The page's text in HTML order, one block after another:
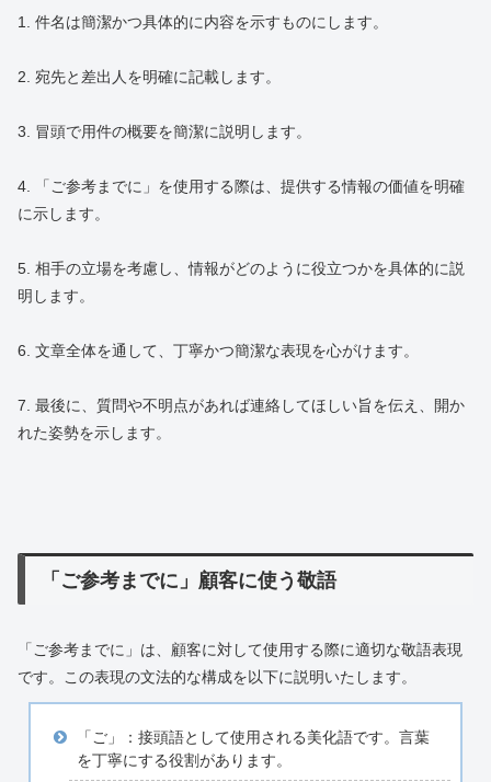
1. 件名は簡潔かつ具体的に内容を示すものにします。
2. 宛先と差出人を明確に記載します。
3. 冒頭で用件の概要を簡潔に説明します。
4. 「ご参考までに」を使用する際は、提供する情報の価値を明確
に示します。
5. 相手の立場を考慮し、情報がどのように役立つかを具体的に説
明します。
6. 文章全体を通して、丁寧かつ簡潔な表現を心がけます。
7. 最後に、質問や不明点があれば連絡してほしい旨を伝え、開か
れた姿勢を示します。
「ご参考までに」顧客に使う敬語
「ご参考までに」は、顧客に対して使用する際に適切な敬語表現
です。この表現の文法的な構成を以下に説明いたします。
「ご」：接頭語として使用される美化語です。言葉
を丁寧にする役割があります。